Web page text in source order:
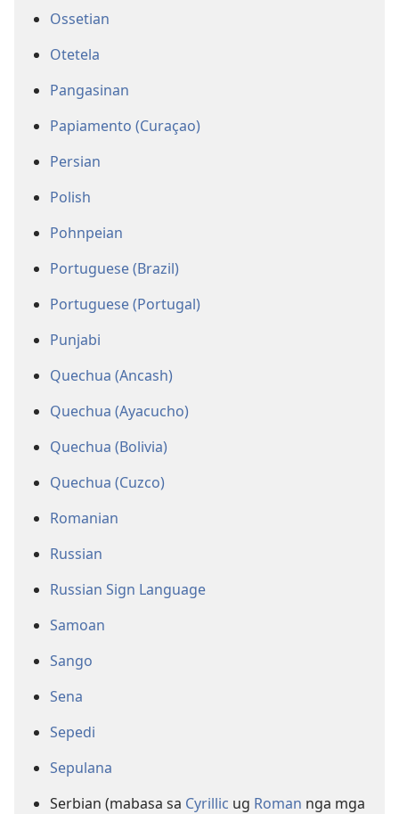
Ossetian
Otetela
Pangasinan
Papiamento (Curaçao)
Persian
Polish
Pohnpeian
Portuguese (Brazil)
Portuguese (Portugal)
Punjabi
Quechua (Ancash)
Quechua (Ayacucho)
Quechua (Bolivia)
Quechua (Cuzco)
Romanian
Russian
Russian Sign Language
Samoan
Sango
Sena
Sepedi
Sepulana
Serbian (mabasa sa Cyrillic ug Roman nga mga